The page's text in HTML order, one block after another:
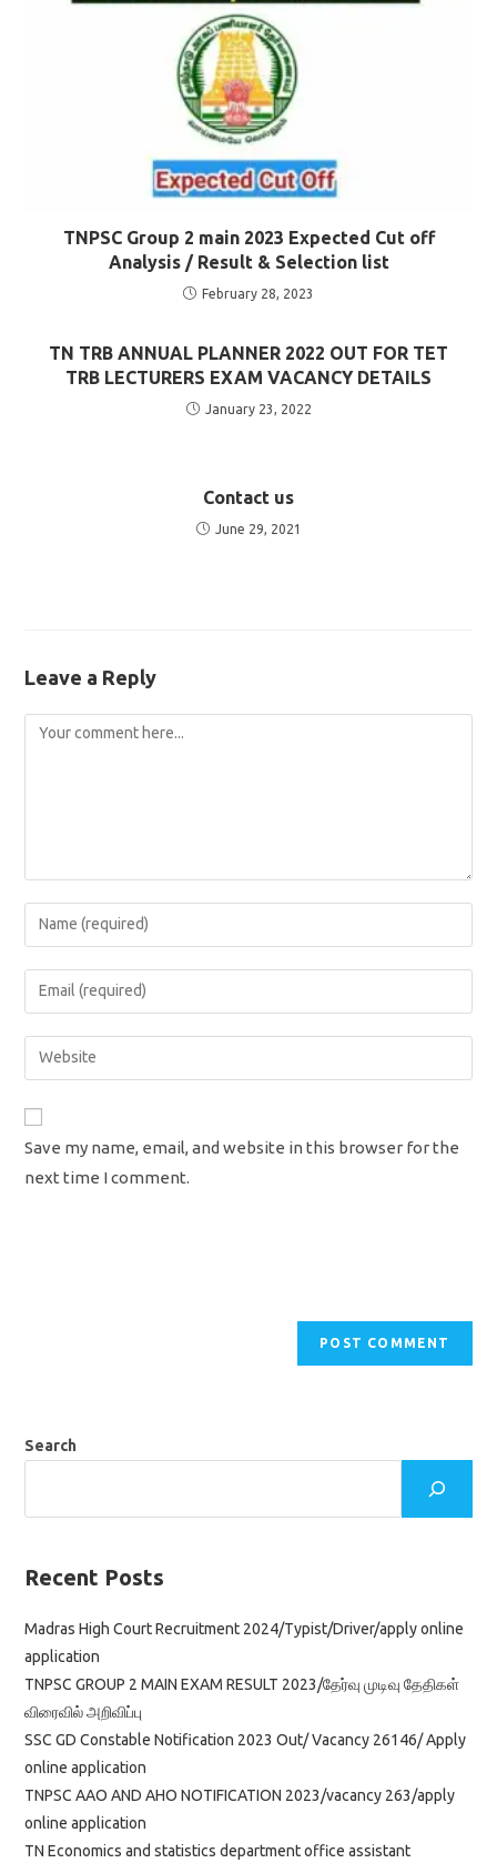
TNPSC Group 2 main 2023 Expected Cut off
Analysis / Result & Selection list
February 28, 2023
TN TRB ANNUAL PLANNER 2022 OUT FOR TET
TRB LECTURERS EXAM VACANCY DETAILS
January 23, 2022
Contact us
June 29, 2021
Leave a Reply
Comment
Enter
your
name
comment
Enter
your
email
address
Enter
your
URL
(optional)
Save my name, email, and website in this browser for the
next time I comment.
Search
Recent Posts
Madras High Court Recruitment 2024/Typist/Driver/apply online
application
TNPSC GROUP 2 MAIN EXAM RESULT 2023/தேர்வு முடிவு தேதிகள்
விரைவில் அறிவிப்பு
SSC GD Constable Notification 2023 Out/ Vacancy 26146/ Apply
online application
TNPSC AAO AND AHO NOTIFICATION 2023/vacancy 263/apply
online application
TN Economics and statistics department office assistant